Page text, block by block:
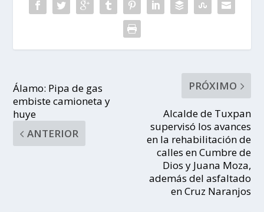
Álamo: Pipa de gas
embiste camioneta y
huye
ANTERIOR
PRÓXIMO
Alcalde de Tuxpan
supervisó los avances
en la rehabilitación de
calles en Cumbre de
Dios y Juana Moza,
además del asfaltado
en Cruz Naranjos